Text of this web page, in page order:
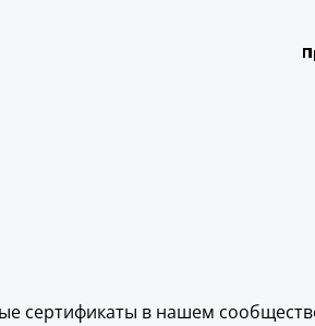
сертификаты в нашем